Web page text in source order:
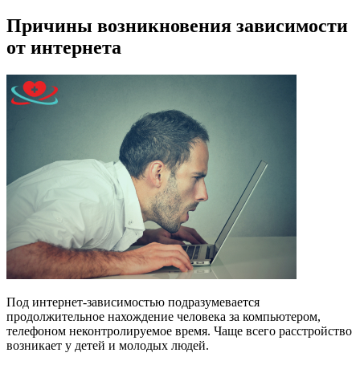
Причины возникновения зависимости
от интернета
Под интернет-зависимостью подразумевается
продолжительное нахождение человека за компьютером,
телефоном неконтролируемое время. Чаще всего расстройство
возникает у детей и молодых людей.